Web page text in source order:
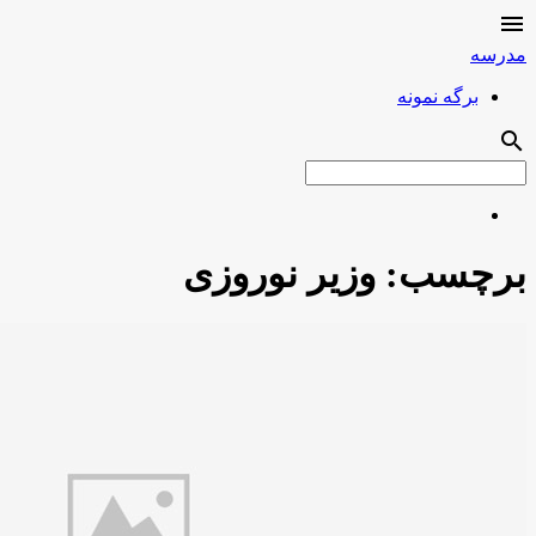

مدرسه
برگه نمونه
search
برچسب: وزیر نوروزی